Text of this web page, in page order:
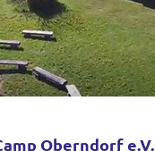
Oberndorf e.V.